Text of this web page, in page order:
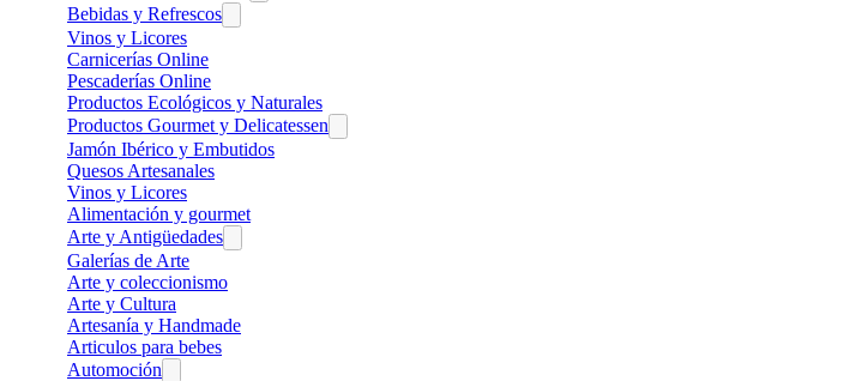
Bebidas y Refrescos
Vinos y Licores
Carnicerías Online
Pescaderías Online
Productos Ecológicos y Naturales
Productos Gourmet y Delicatessen
Jamón Ibérico y Embutidos
Quesos Artesanales
Vinos y Licores
Alimentación y gourmet
Arte y Antigüedades
Galerías de Arte
Arte y coleccionismo
Arte y Cultura
Artesanía y Handmade
Articulos para bebes
Automoción